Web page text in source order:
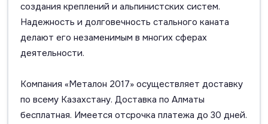
создания креплений и альпинистских систем.
Надежность и долговечность стального каната
делают его незаменимым в многих сферах
деятельности.
Компания «Металон 2017» осуществляет доставку
по всему Казахстану. Доставка по Алматы
бесплатная. Имеется отсрочка платежа до 30 дней.